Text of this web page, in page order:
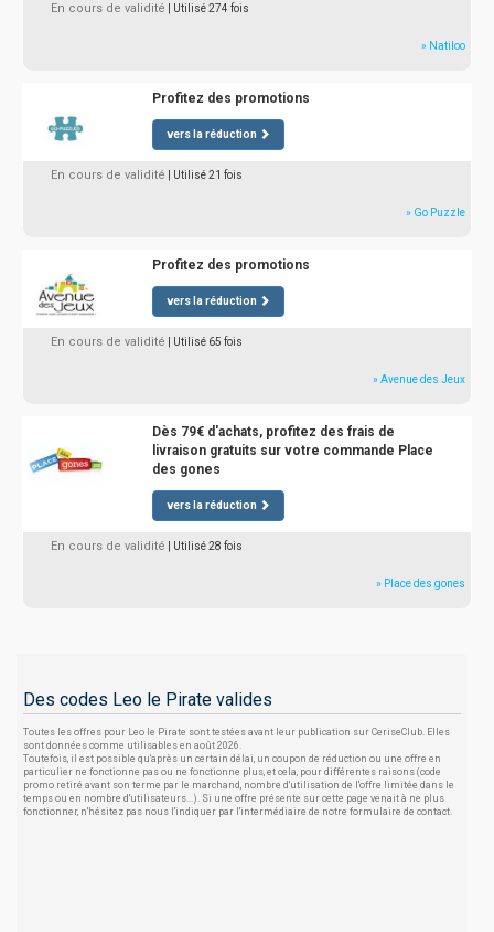
En cours de validité | Utilisé 274 fois
» Natiloo
Profitez des promotions
vers la réduction
En cours de validité | Utilisé 21 fois
» Go Puzzle
Profitez des promotions
vers la réduction
En cours de validité | Utilisé 65 fois
» Avenue des Jeux
Dès 79€ d'achats, profitez des frais de
livraison gratuits sur votre commande Place
des gones
vers la réduction
En cours de validité | Utilisé 28 fois
» Place des gones
Des codes Leo le Pirate valides
Toutes les offres pour Leo le Pirate sont testées avant leur publication sur CeriseClub. Elles
sont données comme utilisables en août 2026.
Toutefois, il est possible qu'après un certain délai, un coupon de réduction ou une offre en
particulier ne fonctionne pas ou ne fonctionne plus, et cela, pour différentes raisons (code
promo retiré avant son terme par le marchand, nombre d'utilisation de l'offre limitée dans le
temps ou en nombre d'utilisateurs...). Si une offre présente sur cette page venait à ne plus
fonctionner, n'hésitez pas nous l'indiquer par l'intermédiaire de notre formulaire de contact.